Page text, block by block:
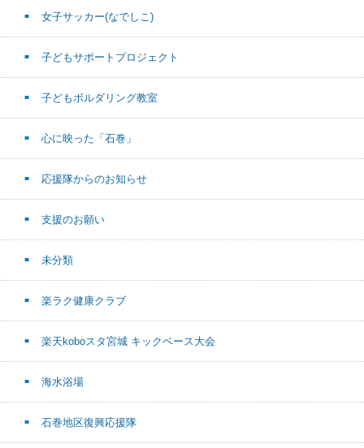
女子サッカー(なでしこ)
子どもサポートプロジェクト
子どもボルダリング教室
心に映った「石巻」
応援隊からのお知らせ
支援のお願い
未分類
楽ラク健康クラブ
楽天koboスタ宮城 キックベース大会
海水浴場
石巻地区復興応援隊